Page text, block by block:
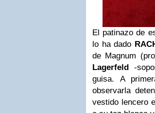
El patinazo de
lo ha dado
de Magnum
Lagerfeld -
guisa. A
observarla
vestido lencero